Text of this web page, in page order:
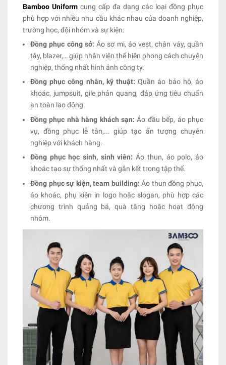
Bamboo Uniform cung cấp đa dạng các loại đồng phục
phù hợp với nhiều nhu cầu khác nhau của doanh nghiệp,
trường học, đội nhóm và sự kiện:
Đồng phục công sở:Áo sơ mi, áo vest, chân váy, quần
tây, blazer,… giúp nhân viên thể hiện phong cách chuyên
nghiệp, thống nhất hình ảnh công ty.
Đồng phục công nhân, kỹ thuật:Quần áo bảo hộ, áo
khoác, jumpsuit, gile phản quang, đáp ứng tiêu chuẩn
an toàn lao động.
Đồng phục nhà hàng khách sạn:Áo đầu bếp, áo phục
vụ, đồng phục lễ tân,... giúp tạo ấn tượng chuyên
nghiệp với khách hàng.
Đồng phục học sinh, sinh viên: Áo thun, áo polo, áo
khoác tạo sự thống nhất và gắn kết trong tập thể.
Đồng phục sự kiện, team building:Áo thun đồng phục,
áo khoác, phụ kiện in logo hoặc slogan, phù hợp các
chương trình quảng bá, quà tặng hoặc hoạt động
nhóm.